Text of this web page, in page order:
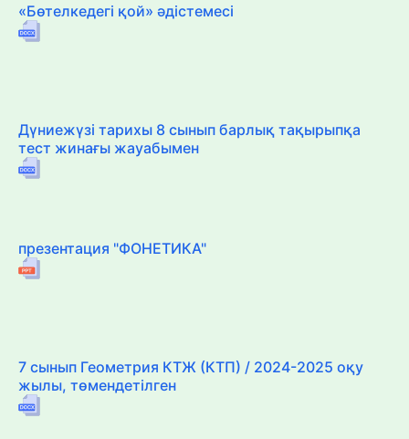
«Бөтелкедегі қой» әдістемесі
Дүниежүзі тарихы 8 сынып барлық тақырыпқа
тест жинағы жауабымен
презентация "ФОНЕТИКА"
7 сынып Геометрия КТЖ (КТП) / 2024-2025 оқу
жылы, төмендетілген